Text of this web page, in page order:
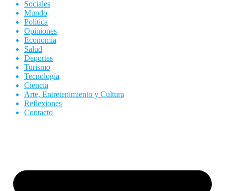
Sociales
Mundo
Política
Opiniones
Economía
Salud
Deportes
Turismo
Tecnología
Ciencia
Arte, Entretenimiento y Cultura
Reflexiones
Contacto